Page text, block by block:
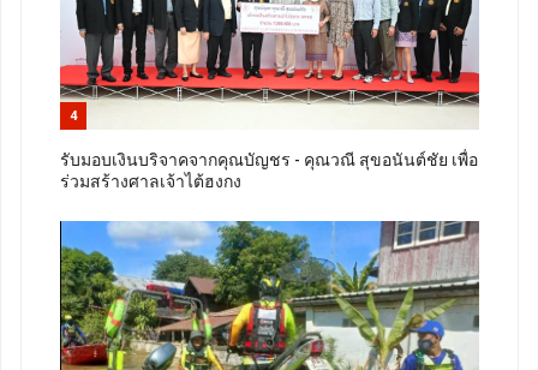
4
รับมอบเงินบริจาคจากคุณบัญชร - คุณวณี สุขอนันต์ชัย เพื่อ
ร่วมสร้างศาลเจ้าไต้ฮงกง